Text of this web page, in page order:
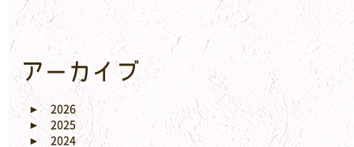
アーカイブ
► 2026
► 2025
►
2024